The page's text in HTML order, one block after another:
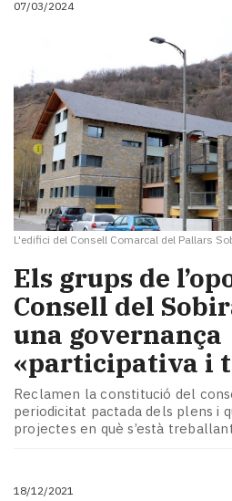
i
Esports
Mai
tant!
TV
i
mitjans
El
temps
Reportatges
Entrevistes
Enquestes
A
escena!
Dis
la
teva!
Subscriptors
La
07/03/2024
L'edifici del Consell Comarcal del Pallars
Els grups de
Consell del
una governança
«participativa i
Reclamen la constitució del
periodicitat pactada dels plens i
projectes en què s’està
18/12/2021